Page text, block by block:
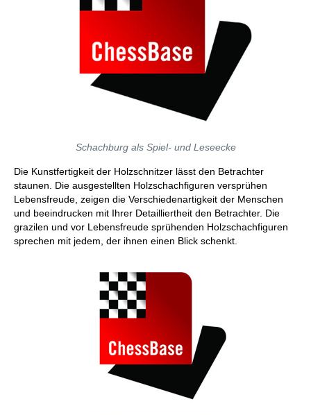
Schachburg als Spiel- und Leseecke
Die Kunstfertigkeit der Holzschnitzer lässt den Betrachter
staunen. Die ausgestellten Holzschachfiguren versprühen
Lebensfreude, zeigen die Verschiedenartigkeit der Menschen
und beeindrucken mit Ihrer Detailliertheit den Betrachter. Die
grazilen und vor Lebensfreude sprühenden Holzschachfiguren
sprechen mit jedem, der ihnen einen Blick schenkt.